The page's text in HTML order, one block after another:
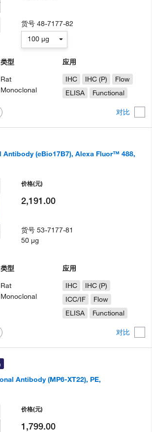
对比
类型
Rat
Monoclonal
应用
IHC
IHC (P)
Flow
ELISA
Functional
货号48-7177-82
100 µg
Antibody (eBio17B7), Alexa Fluor™ 488,
对比
类型
Rat
Monoclonal
应用
IHC
IHC (P)
ICC/IF
Flow
ELISA
Functional
价格(元)
2,191.00
货号53-7177-81
50 µg
Antibody (MP6-XT22), PE,
价格(元)
1,799.00